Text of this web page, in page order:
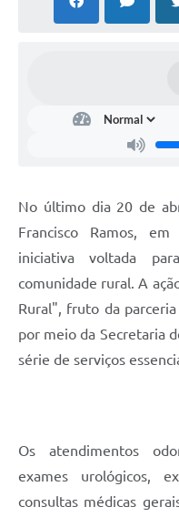
Perguntas e respostas
No último dia 20 de
Francisco Ramos,
iniciativa voltada
comunidade rural. A
Rural", fruto da
por meio da Secretaria
série de serviços
Os atendimentos
exames urológicos,
consultas médicas